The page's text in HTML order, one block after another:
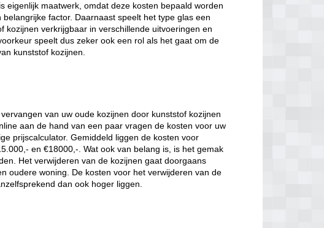
eigenlijk maatwerk, omdat deze kosten bepaald worden
factor. Daarnaast speelt het type glas een
kozijnen verkrijgbaar in verschillende uitvoeringen en
speelt dus zeker ook een rol als het gaat om de
kunststof kozijnen.
van uw oude kozijnen door kunststof kozijnen
aan de hand van een paar vragen de kosten voor uw
prijscalculator. Gemiddeld liggen de kosten voor
en €18000,-. Wat ook van belang is, is het gemak
Het verwijderen van de kozijnen gaat doorgaans
oudere woning. De kosten voor het verwijderen van de
dan ook hoger liggen.